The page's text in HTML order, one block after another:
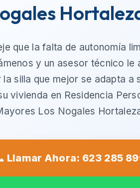
que la falta de autonomía
y un asesor técnico le
la silla que mejor se adapta a
vivienda en Residencia
Los Nogales
Llamar Ahora: 623 285